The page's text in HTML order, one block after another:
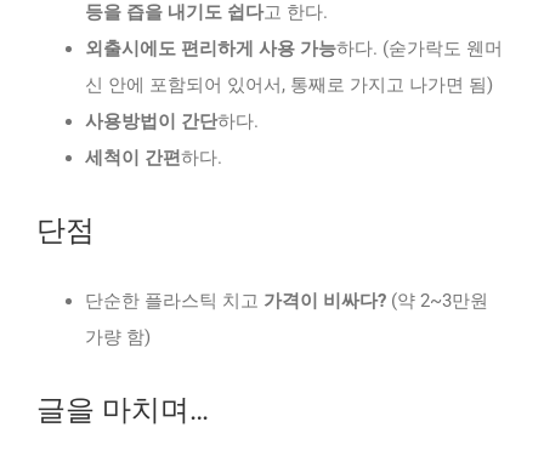
등을 즙을 내기도 쉽다고 한다.
외출시에도 편리하게 사용 가능하다. (숟가락도 웬머
신 안에 포함되어 있어서, 통째로 가지고 나가면 됨)
사용방법이 간단하다.
세척이 간편하다.
단점
단순한 플라스틱 치고 가격이 비싸다? (약 2~3만원
가량 함)
글을 마치며…